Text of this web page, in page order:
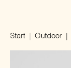
Start Outdoor